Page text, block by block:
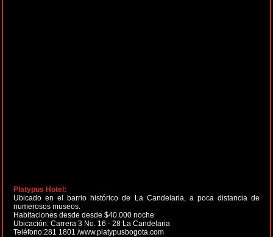
Platypus Hotel:
Ubicado en el barrio histórico de La Candelaria, a poca distancia de
numerosos museos.
Habitaciones desde desde $40.000 noche
Ubicación: Carrera 3 No. 16 - 28 La Candelaria
Teléfono:281 1801 /www.platypusbogota.com